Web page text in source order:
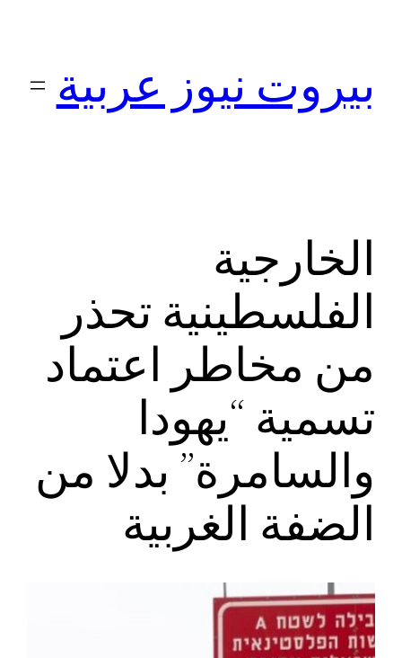
بيروت نيوز عربية
الخارجية
الفلسطينية تحذر
من مخاطر اعتماد
تسمية “يهودا
والسامرة” بدلا من
الضفة الغربية